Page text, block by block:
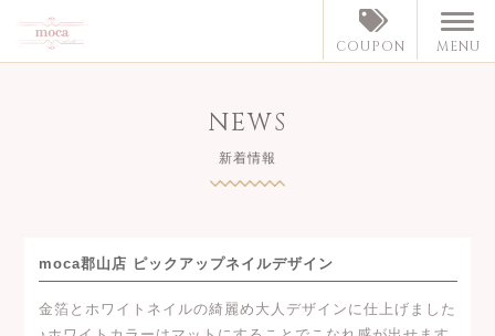
COUPON MENU
NEWS
新着情報
moca郡山店 ピックアップネイルデザイン
金箔とホワイトネイルの綺麗め大人デザインに仕上げました